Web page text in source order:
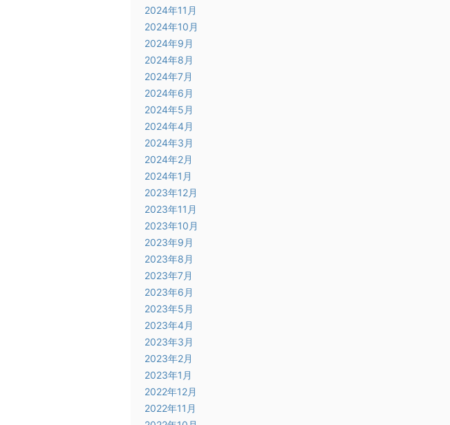
2024年11月
2024年10月
2024年9月
2024年8月
2024年7月
2024年6月
2024年5月
2024年4月
2024年3月
2024年2月
2024年1月
2023年12月
2023年11月
2023年10月
2023年9月
2023年8月
2023年7月
2023年6月
2023年5月
2023年4月
2023年3月
2023年2月
2023年1月
2022年12月
2022年11月